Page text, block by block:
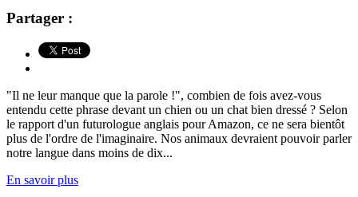
Partager :
"Il ne leur manque que la parole !", combien de fois avez-vous
entendu cette phrase devant un chien ou un chat bien dressé ? Selon
le rapport d'un futurologue anglais pour Amazon, ce ne sera bientôt
plus de l'ordre de l'imaginaire. Nos animaux devraient pouvoir parler
notre langue dans moins de dix...
En savoir plus